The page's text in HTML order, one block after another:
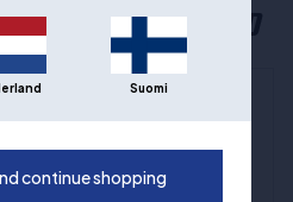
VALG FRA MY HOOD
Suomi
continue shopping